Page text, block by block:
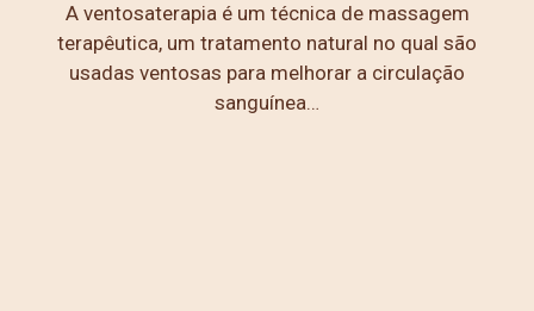
A ventosaterapia é um técnica de massagem
terapêutica, um tratamento natural no qual são
usadas ventosas para melhorar a circulação
sanguínea…